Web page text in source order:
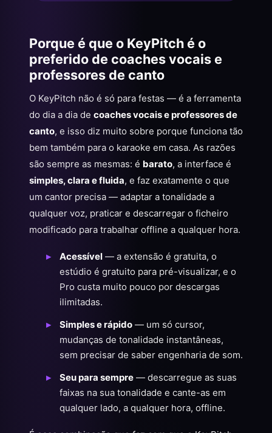
Porque é que o KeyPitch é o
preferido de coaches vocais e
professores de canto
O KeyPitch não é só para festas — é a ferramenta
do dia a dia de coaches vocais e professores de
canto, e isso diz muito sobre porque funciona tão
bem também para o karaoke em casa. As razões
são sempre as mesmas: é barato, a interface é
simples, clara e fluida, e faz exatamente o que
um cantor precisa — adaptar a tonalidade a
qualquer voz, praticar e descarregar o ficheiro
modificado para trabalhar offline a qualquer hora.
Acessível — a extensão é gratuita, o
estúdio é gratuito para pré-visualizar, e o
Pro custa muito pouco por descargas
ilimitadas.
Simples e rápido — um só cursor,
mudanças de tonalidade instantâneas,
sem precisar de saber engenharia de som.
Seu para sempre — descarregue as suas
faixas na sua tonalidade e cante-as em
qualquer lado, a qualquer hora, offline.